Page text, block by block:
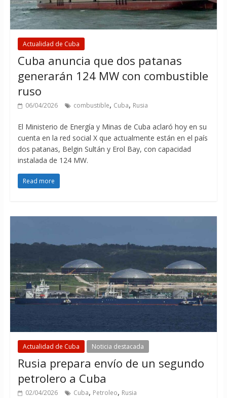
Actualidad de Cuba
Cuba anuncia que dos patanas
generarán 124 MW con combustible
ruso
06/04/2026 combustible, Cuba, Rusia
El Ministerio de Energía y Minas de Cuba aclaró hoy en su
cuenta en la red social X que actualmente están en el país
dos patanas, Belgin Sultán y Erol Bay, con capacidad
instalada de 124 MW.
Read more
Actualidad de Cuba Noticia destacada
Rusia prepara envío de un segundo
petrolero a Cuba
02/04/2026 Cuba, Petroleo, Rusia